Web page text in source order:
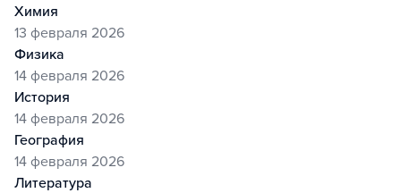
химия
13 февраля 2026
физика
14 февраля 2026
история
14 февраля 2026
география
14 февраля 2026
литература